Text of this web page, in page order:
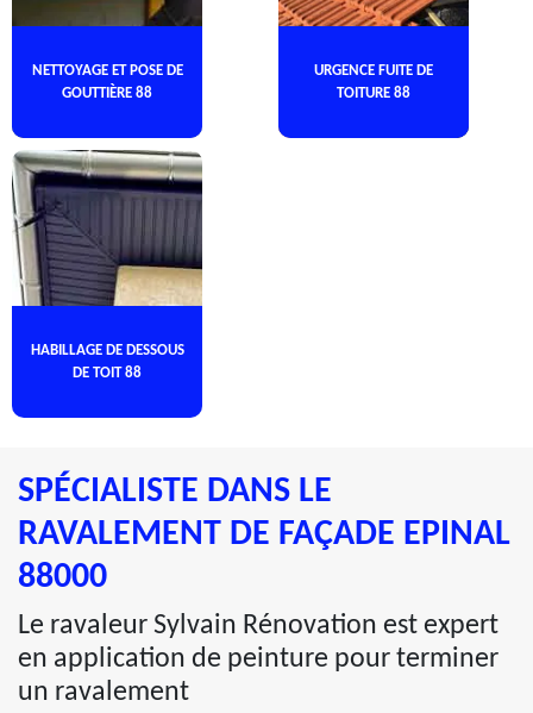
NETTOYAGE ET POSE DE
GOUTTIÈRE 88
URGENCE FUITE DE
TOITURE 88
HABILLAGE DE DESSOUS
DE TOIT 88
SPÉCIALISTE DANS LE
RAVALEMENT DE FAÇADE EPINAL
88000
Le ravaleur Sylvain Rénovation est expert
en application de peinture pour terminer
un ravalement